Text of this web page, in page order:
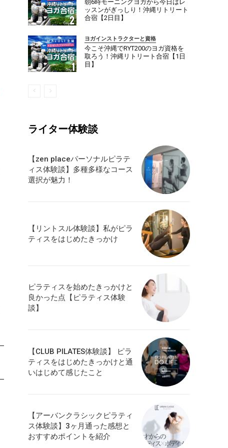
朝6時モーニングヨガから今日はレ
ッスンがぎっしり！沖縄リトリート
合宿【2日目】
ヨガインストラクターと資格
今こそ沖縄でRYT200のヨガ資格を
取ろう！沖縄リトリート合宿【1日
目】
ライター体験談ダイエット
もっと
【zen placeパーソナルピラテ
ィス体験談】多種多様なコース
選択が魅力！
【リントスル体験談】私がピラ
ティスをはじめたきっかけ
ピラティスを始めたきっかけと
良かった点【ピラティス体験
談】
【CLUB PILATES体験談】 ピラ
ティスをはじめたきっかけと通
いはじめて感じたこと
【アーバンクラシックピラティ
ス体験談】3ヶ月通った感想と
おすすめポイントを紹介